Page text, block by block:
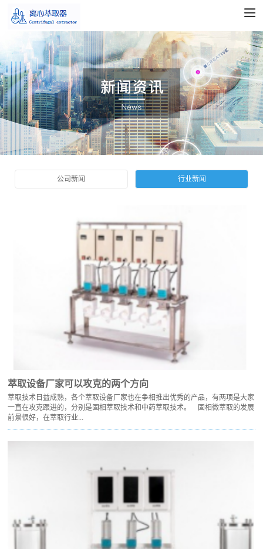
公司新闻 行业新闻
萃取设备厂家可以攻克的两个方向
萃取技术日益成熟，各个萃取设备厂家也在争相推出优秀的产品，有两项是大家
一直在攻克跟进的，分别是固相萃取技术和中药萃取技术。 固相微萃取的发展
前景很好，在萃取行业...